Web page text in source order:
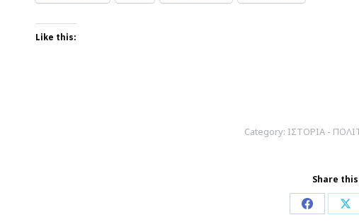
Like this:
Category: ΙΣΤΟΡΙΑ -
Share
Share